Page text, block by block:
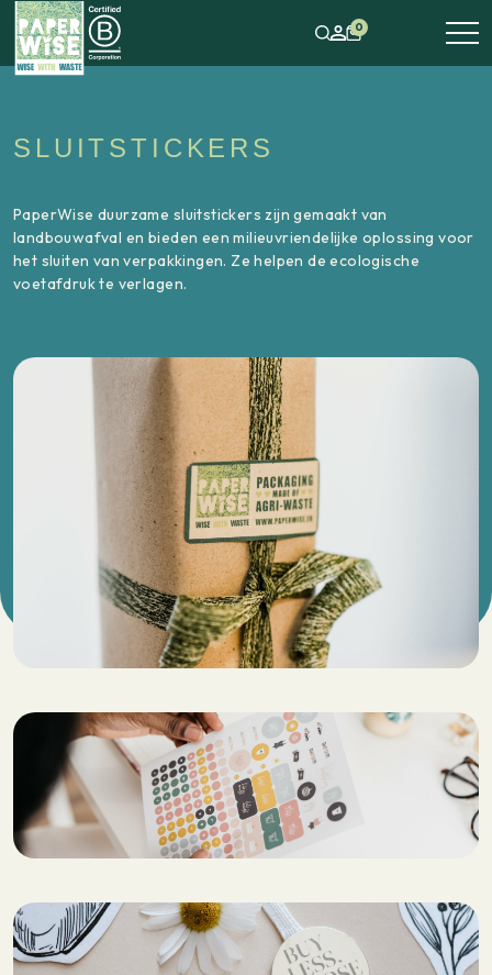
0
SLUITSTICKERS
PaperWise duurzame sluitstickers zijn gemaakt van
landbouwafval en bieden een milieuvriendelijke oplossing voor
het sluiten van verpakkingen. Ze helpen de ecologische
voetafdruk te verlagen.